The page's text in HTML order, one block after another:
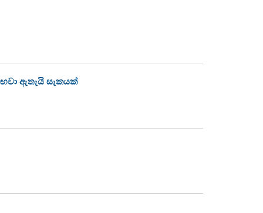
ඇතැයි සැකයක්